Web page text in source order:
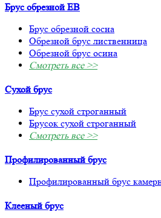
Брус обрезной ЕВ
Брус обрезной сосна
Обрезной брус лиственница
Обрезной брус осина
Смотреть все >>
Сухой брус
Брус сухой строганный
Брусок сухой строганный
Смотреть все >>
Профилированный брус
Профилированный брус
Клееный брус